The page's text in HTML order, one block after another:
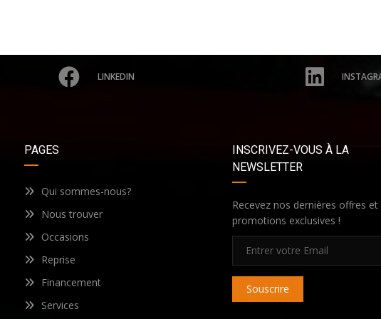
LINKEDIN
PAGES
Qui sommes-nous?
Nous trouver
Occasions
Reprise
Financement
Services
INSCRIVEZ-VOUS À LA
NEWSLETTER
Recevez nos dernières offres et
promotions exclusives !
Souscrire